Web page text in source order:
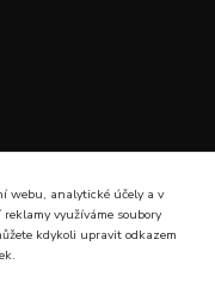
webu, analytické účely a v
využíváme soubory
kdykoli upravit odkazem